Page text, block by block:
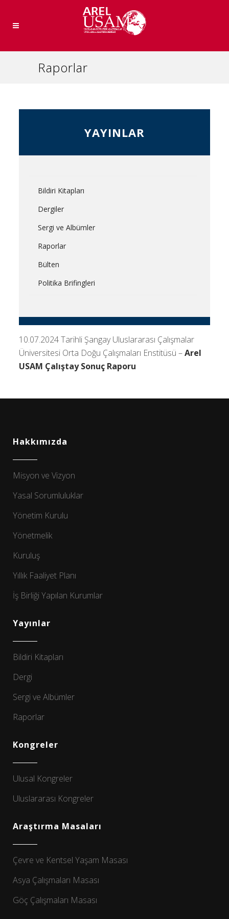
Raporlar
YAYINLAR
Bildiri Kitapları
Dergiler
Sergi ve Albümler
Raporlar
Bülten
Politika Brifingleri
10.07.2024 Tarihli Şangay Uluslararası Çalışmalar
Üniversitesi Orta Doğu Çalışmaları Enstitüsü –Arel
USAM Çalıştay Sonuç Raporu
Hakkımızda
Misyon ve Vizyon
Yasal Sorumluluklar
Yönetim Kurulu
Yönetmelik
Kuruluş
Yıllık Faaliyet Planı
İş Birliği Yapılan Kurumlar
Yayınlar
Bildiri Kitapları
Dergi
Sergi ve Albümler
Raporlar
Kongreler
Ulusal Kongreler
Uluslararası Kongreler
Araştırma Masaları
Çevre ve Kentsel Yaşam Masası
Asya Çalışmaları Masası
Göç Çalışmaları Masası